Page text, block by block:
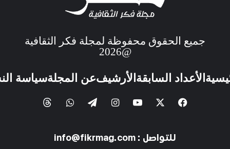
جميع الحقوق محفوظة لمجلة فكر الثقافية
@2026
الأعداد السابقة الأرشيفعن المجلةسياسة
للتواصل : info@fikrmag.com